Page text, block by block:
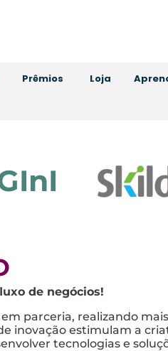
Prêmios Loja
de negócios!
parceria, realizando
inovação estimulam a
tecnologias e